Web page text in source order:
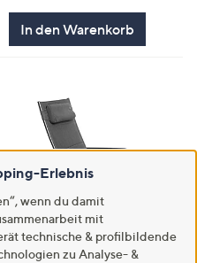
In den Warenkorb
B-WARE
Erlebnis
wenn du damit
mit
technische & profilbildende
zu Analyse- &